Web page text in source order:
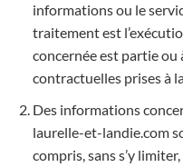
informations ou le
traitement est
concernée est partie ou
contractuelles prises à
Des informations
laurelle-et-landie.com
compris, sans s’y